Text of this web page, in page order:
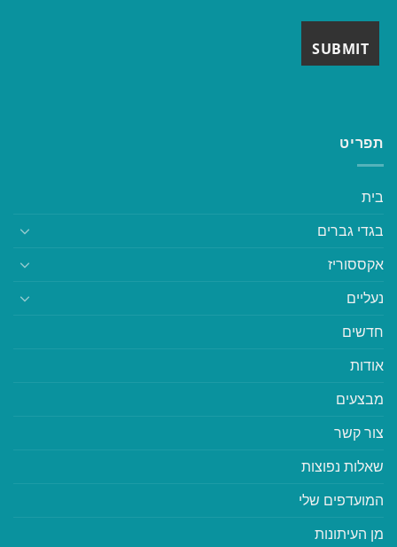
תפריט
בית
בגדי גברים
אקססוריז
נעליים
חדשים
אודות
מבצעים
צור קשר
שאלות נפוצות
המועדפים שלי
מן העיתונות